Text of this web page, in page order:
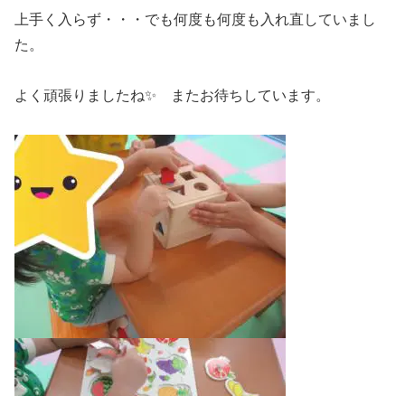
上手く入らず・・・でも何度も何度も入れ直していまし
た。
よく頑張りましたね✨ またお待ちしています。